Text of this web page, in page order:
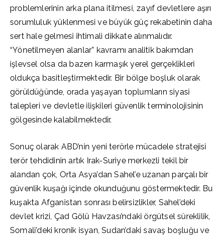
problemlerinin arka plana itilmesi, zayıf devletlere aşırı
sorumluluk yüklenmesi ve büyük güç rekabetinin daha
sert hale gelmesi ihtimali dikkate alınmalıdır.
“Yönetilmeyen alanlar” kavramı analitik bakımdan
işlevsel olsa da bazen karmaşık yerel gerçeklikleri
oldukça basitleştirmektedir. Bir bölge boşluk olarak
görüldüğünde, orada yaşayan toplumların siyasi
talepleri ve devletle ilişkileri güvenlik terminolojisinin
gölgesinde kalabilmektedir.
Sonuç olarak ABD’nin yeni terörle mücadele stratejisi
terör tehdidinin artık Irak-Suriye merkezli tekil bir
alandan çok, Orta Asya’dan Sahel’e uzanan parçalı bir
güvenlik kuşağı içinde okunduğunu göstermektedir. Bu
kuşakta Afganistan sonrası belirsizlikler, Sahel’deki
devlet krizi, Çad Gölü Havzası’ndaki örgütsel süreklilik,
Somali’deki kronik isyan, Sudan’daki savaş boşluğu ve